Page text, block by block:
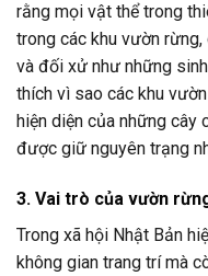
rằng mọi vật thể trong
trong các khu vườn
và đối xử như những
thích vì sao các khu
hiện diện của những cây
được giữ nguyên trạng
3. Vai trò của vườn
Trong xã hội Nhật Bản
không gian trang trí mà